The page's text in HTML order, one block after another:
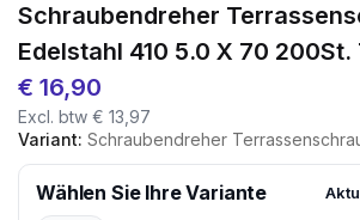
Schraubendreher
Edelstahl 410 5.0 X 70 200St.
€ 16,90
Excl. btw € 13,97
Variant: Schraubendreher Terrassenschrauben Edelstahl
Wählen Sie Ihre Variante